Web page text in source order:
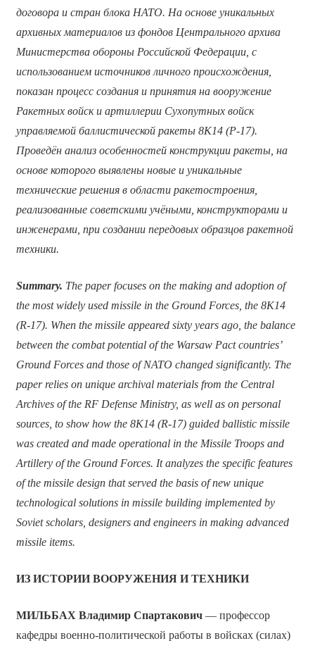
договора и стран блока НАТО. На основе уникальных
архивных материалов из фондов Центрального архива
Министерства обороны Российской Федерации, с
использованием источников личного происхождения,
показан процесс создания и принятия на вооружение
Ракетных войск и артиллерии Сухопутных войск
управляемой баллистической ракеты 8К14 (Р-17).
Проведён анализ особенностей конструкции ракеты, на
основе которого выявлены новые и уникальные
технические решения в области ракетостроения,
реализованные советскими учёными, конструкторами и
инженерами, при создании передовых образцов ракетной
техники.
Summary. The paper focuses on the making and adoption of
the most widely used missile in the Ground Forces, the 8K14
(R-17). When the missile appeared sixty years ago, the balance
between the combat potential of the Warsaw Pact countries’
Ground Forces and those of NATO changed significantly. The
paper relies on unique archival materials from the Central
Archives of the RF Defense Ministry, as well as on personal
sources, to show how the 8K14 (R-17) guided ballistic missile
was created and made operational in the Missile Troops and
Artillery of the Ground Forces. It analyzes the specific features
of the missile design that served the basis of new unique
technological solutions in missile building implemented by
Soviet scholars, designers and engineers in making advanced
missile items.
ИЗ ИСТОРИИ ВООРУЖЕНИЯ И ТЕХНИКИ
МИЛЬБАХ Владимир Спартакович— профессор
кафедры военно-политической работы в войсках (силах)